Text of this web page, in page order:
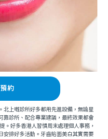
約
北上嘅診所好多都用先進設備，無論星
靠診所、配合專業建議，最終效果都會
。好多香港人習慣周末處理個人事務，
安排好多活動。牙齒貼面美白其實需要